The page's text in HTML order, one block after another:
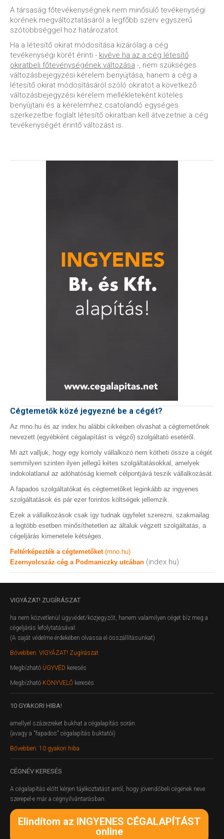
A társaság főtevékenységnek nem minősülő tevékenységi
körének megváltoztatásáról a legfőbb szerv egyszerű
szótöbbséggel hoz határozatot.
Ha a létesítő okirat módosítása kizárólag a cég
tevékenységi körét érinti - kivéve ha az a cég létesítő
okiratbeli főtevénységének változása -, nem szükséges
változásbejegyzési kérelem benyújtása, hanem a cég a
létesítő okirat módosításáról szóló okiratot a következő
változásbejegyzési kérelem mellékleteként köteles
benyújtani és a kérelemhez csatolandó egységes
szerkezetbe foglalt létesítő okiratban kell átvezetnie a cég
tevékenységét érintő változást is.
Cégtemetők közé jegyezné be a cégét?
Az mno.hu és az index.hu alábbi cikkeiben olvashat a cégtemetőnek
nevezett (egyébként cégalapítást is végző) szolgáltató esetéről.
Mi azt valljuk, hogy egy komoly vállalkozó nem kötheti össze a cégét
semmilyen szinten ilyen jellegű kétes szolgáltatásokkal, amelyek
indokolatlanul az adóhatóság kiemelt célpontjává teszik vállalkozását.
A fapados szolgáltatókat és cégtemetőket leginkább az ingyenes
szolgáltatások és pár ezer forintos költségek jellemzik.
Ezek a vállalkozások csak így tudnak ügyfelet szerezni, szakmailag
a legtöbb esetben minősíthetetlen az általuk végzett szolgáltatás, a
cégeljárás kimenetele kétséges.
Feltérképezték a cégtemetőket (mno.hu)
Ezernyolcszáz cég a Podmaniczky utcában (index.hu)
VIGYÁZAT! ZUGÍRÁSZAT
ha nem közvetlenül ügyvédet/közjegyzőt, hanem valamilyen céget bíz meg a
cégeljárás lefolytatásával.
(A saját védelme érdekében olvassa el összállításunkat)
Bővebben: VIGYÁZAT! Zugírászat
Megbízható ÜGYVÉD keresés
Megbízható KÖNYVELŐ keresés
10 GYAKORI HIBA!
amellyel százezreket bukhat a cégalapítás során.
(avagy a "fapados" cégalapítás buktatói)
Bővebben: 10 gyakori hiba
CÉGNÉV KERESÉS
A cégalapítás előtt kérjen tájékoztatást arról, hogy jövendőbeli cégének neve
szerepel-e már a cégnyilvántarásban.
Elindítom az INGYENES CÉGALAPÍTÁST
online